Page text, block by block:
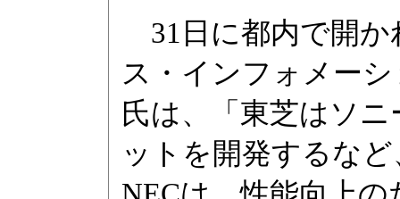
31日に都内で開か
ス・インフォメー
氏は、「東芝はソ
ットを開発するな